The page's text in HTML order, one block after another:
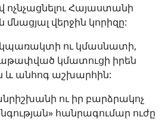
ոչնչացնելու Հայաստանի
վերջին կորիզը:
կպառակտի ու կմասնատի,
կմատուցի իրեն
և անհոգ աշխարհին:
ու իր բարձրակոչ
հանրագումար ուժը